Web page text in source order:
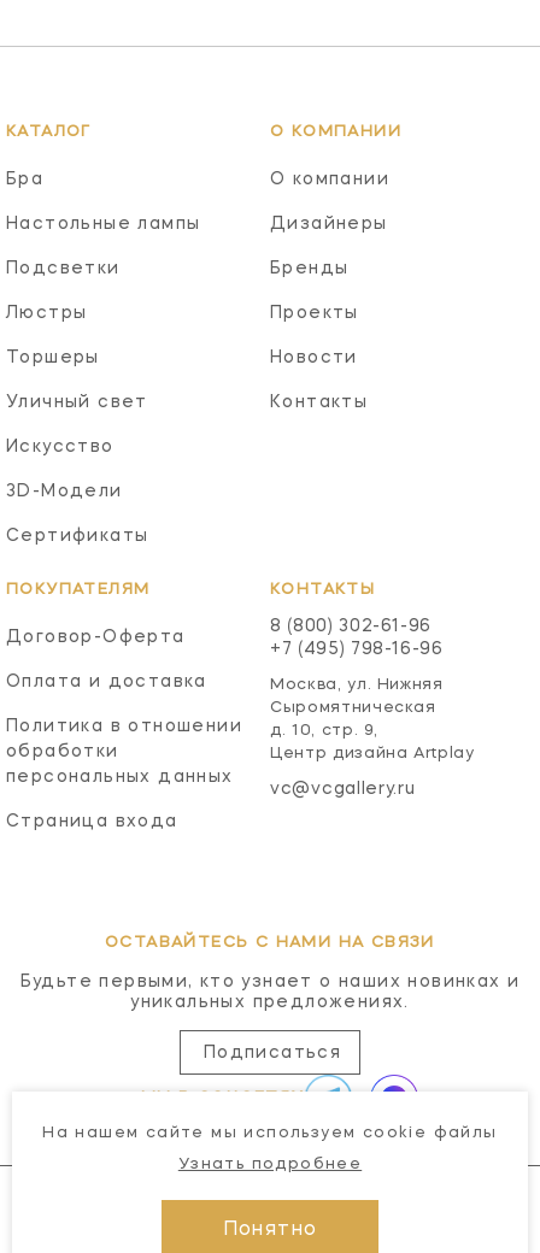
КАТАЛОГ
Бра
Настольные лампы
Подсветки
Люстры
Торшеры
Уличный свет
Искусство
3D-Модели
Сертификаты
О КОМПАНИИ
О компании
Дизайнеры
Бренды
Проекты
Новости
Контакты
ПОКУПАТЕЛЯМ
Договор-Оферта
Оплата и доставка
Политика в отношении
обработки
персональных данных
Страница входа
КОНТАКТЫ
8 (800) 302-61-96
+7 (495) 798-16-96
Москва, ул. Нижняя
Сыромятническая
д. 10, стр. 9,
Центр дизайна Artplay
vc@vcgallery.ru
ОСТАВАЙТЕСЬ С НАМИ НА СВЯЗИ
Будьте первыми, кто узнает о наших новинках и
уникальных предложениях.
Подписаться
На нашем сайте мы используем cookie файлы
Узнать подробнее
Понятно